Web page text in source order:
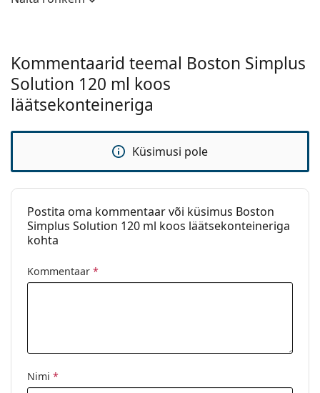
Kasutamine
Kõvade läätsede
jaoks:
Jah
Pehmete läätsede
jaoks:
Ei
Reisipakend:
Ei
Aegumiskuupäev: Vähemalt 21 kuud
Aksessuaarid
Muu
Kommentaarid teemal Boston Simplus
Solution 120 ml koos
läätsekonteineriga
Küsimusi pole
Postita oma kommentaar või küsimus Boston
Simplus Solution 120 ml koos läätsekonteineriga
kohta
Kommentaar *
Nimi *